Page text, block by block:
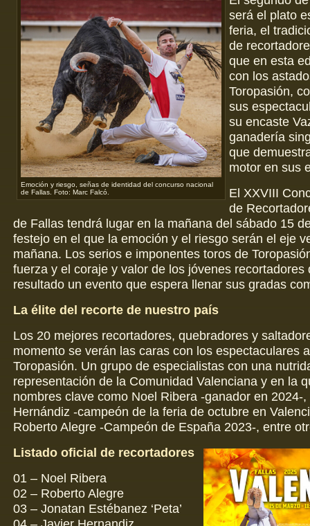
Emoción y riesgo, señas de identidad del concurso nacional
de Fallas. Foto: Marc Falcó.
será el plato
feria, el
de
que en esta
con los
Toropasión,
sus
su encaste
ganadería
que
motor en sus
El XXVIII
de
de Fallas tendrá lugar en la mañana del sábado 15
festejo en el que la emoción y el riesgo serán el eje
mañana. Los serios e imponentes toros de
fuerza y el coraje y valor de los jóvenes recortadores
resultado un evento que espera llenar sus gradas
La élite del recorte de nuestro país
Los 20 mejores recortadores, quebradores y
momento se verán las caras con los espectaculares
Toropasión. Un grupo de especialistas con una
representación de la Comunidad Valenciana y en la
nombres clave como Noel Ribera -ganador en 2024-,
Hernándiz -campeón de la feria de octubre en
Roberto Alegre -Campeón de España 2023-, entre
Listado oficial de recortadores
01 – Noel Ribera
02 – Roberto Alegre
03 – Jonatan Estébanez ‘Peta’